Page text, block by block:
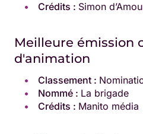
Crédits : Simon
Meilleure émission
d'animation
Classement :
Nommé : La brigade
Crédits : Manito média